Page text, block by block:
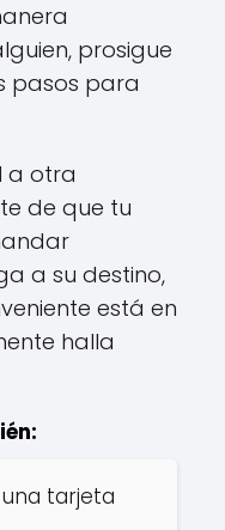
prosigue
pasos para
a otra
de que tu
a su destino,
está en
halla
tarjeta